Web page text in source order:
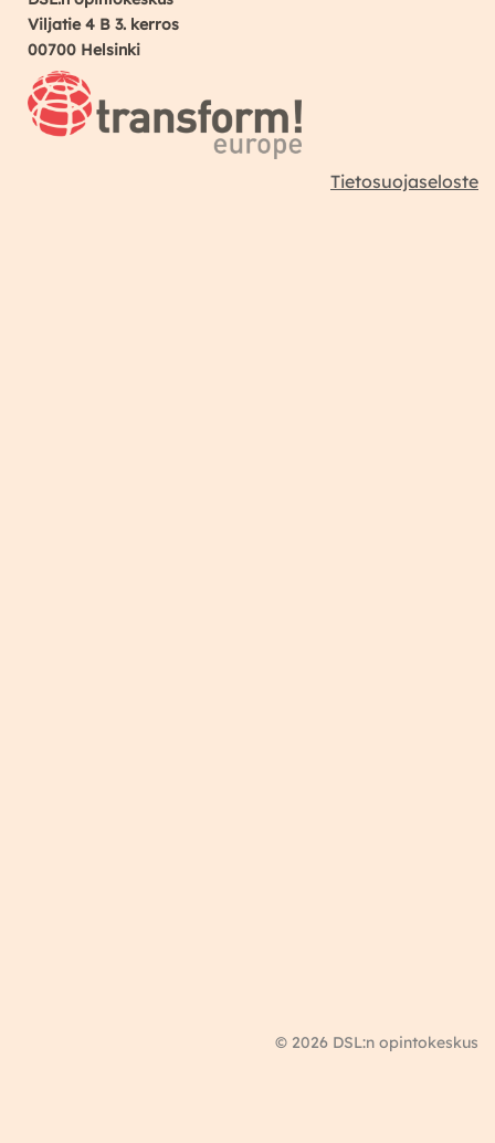
Viljatie 4 B 3. kerros
00700 Helsinki
© 2026 DSL:n opintokeskus
Tietosuojaseloste